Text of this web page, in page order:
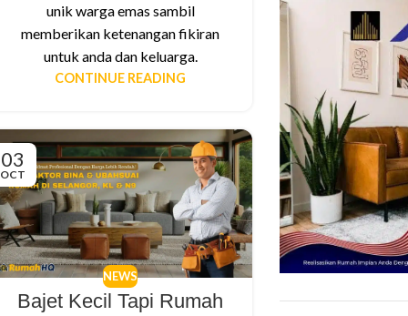
unik warga emas sambil
memberikan ketenangan fikiran
untuk anda dan keluarga.
CONTINUE READING
03
OCT
NEWS
Bajet Kecil Tapi Rumah